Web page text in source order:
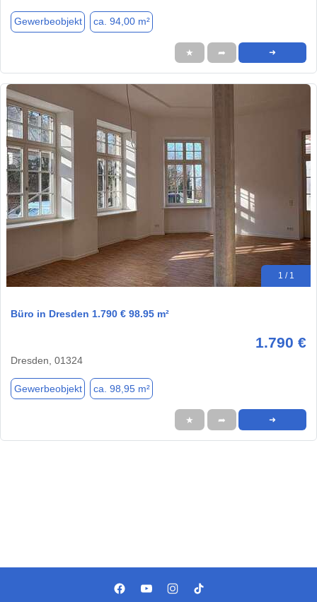
Gewerbeobjekt ca. 94,00 m²
★ ➦ ➜
1 / 1
Büro in Dresden 1.790 € 98.95 m²
1.790 €
Dresden, 01324
Gewerbeobjekt ca. 98,95 m²
★ ➦ ➜